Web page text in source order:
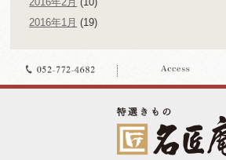
2016年1月 (19)